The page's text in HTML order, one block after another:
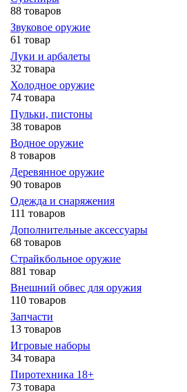
88 товаров
Звуковое оружие
61 товар
Луки и арбалеты
32 товара
Холодное оружие
74 товара
Пульки, пистоны
38 товаров
Водное оружие
8 товаров
Деревянное оружие
90 товаров
Одежда и снаряжения
111 товаров
Дополнительные аксессуары
68 товаров
Страйкбольное оружие
881 товар
Внешний обвес для оружия
110 товаров
Запчасти
13 товаров
Игровые наборы
34 товара
Пиротехника 18+
73 товара